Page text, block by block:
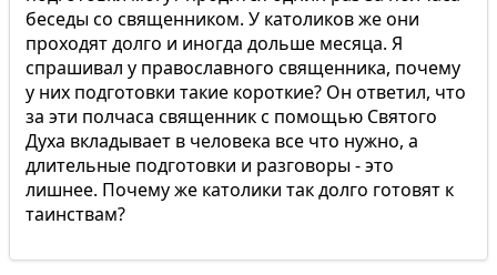
беседы со священником. У католиков же они
проходят долго и иногда дольше месяца. Я
спрашивал у православного священника, почему
у них подготовки такие короткие? Он ответил, что
за эти полчаса священник с помощью Святого
Духа вкладывает в человека все что нужно, а
длительные подготовки и разговоры - это
лишнее. Почему же католики так долго готовят к
таинствам?